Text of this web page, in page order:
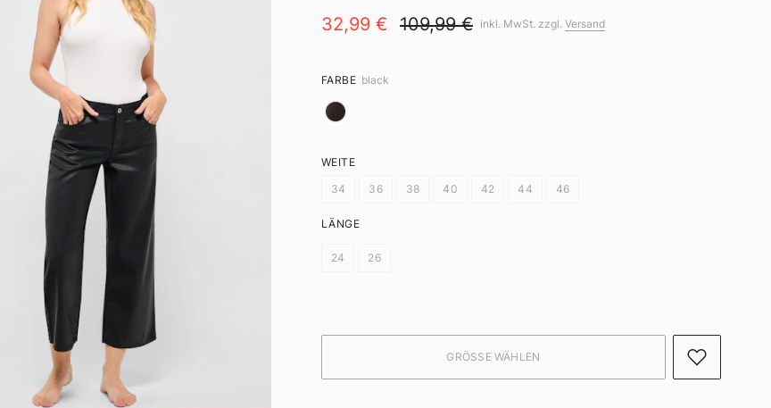
32,99 € 109,99 € inkl. MwSt. zzgl. Versand
FARBE black
WEITE
34
36 38 40 42 44 46
LÄNGE
24 26